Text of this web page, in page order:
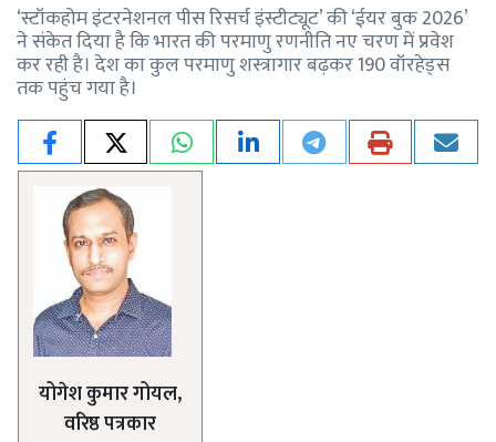
‘स्टॉकहोम इंटरनेशनल पीस रिसर्च इंस्टीट्यूट’ की ‘ईयर बुक 2026’
ने संकेत दिया है कि भारत की परमाणु रणनीति नए चरण में प्रवेश
कर रही है। देश का कुल परमाणु शस्त्रागार बढ़कर 190 वॉरहेड्स
तक पहुंच गया है।
योगेश कुमार गोयल,
वरिष्ठ पत्रकार